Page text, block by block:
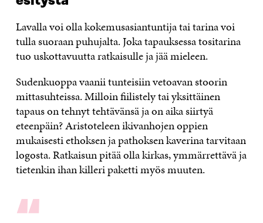
Lavalla voi olla kokemusasiantuntija tai tarina voi
tulla suoraan puhujalta. Joka tapauksessa tositarina
tuo uskottavuutta ratkaisulle ja jää mieleen.
Sudenkuoppa vaanii tunteisiin vetoavan stoorin
mittasuhteissa. Milloin fiilistely tai yksittäinen
tapaus on tehnyt tehtävänsä ja on aika siirtyä
eteenpäin? Aristoteleen ikivanhojen oppien
mukaisesti ethoksen ja pathoksen kaverina tarvitaan
logosta. Ratkaisun pitää olla kirkas, ymmärrettävä ja
tietenkin ihan killeri paketti myös muuten.